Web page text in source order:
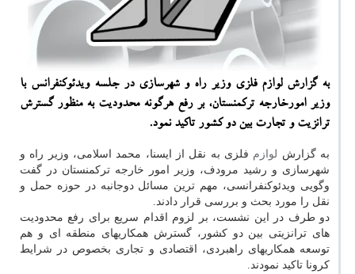
به گزارش لوازم فلزی وزیر راه و شهرسازی در جلسه ویدئوكنفرانس با
وزیر امورخارجه تركمنستان، بر رفع هرگونه محدودیت به منظور گسترش
ترانزیت و تجارت بین دو كشور تاكید نمود.
به گزارش لوازم فلزی به نقل از ایسنا، محمد اسلامی، وزیر راه و
شهرسازی و رشید مرودف، وزیر امور خارجه ترکمنستان در گفت
وگویی ویدئوکنفرانسی، مهم ترین مسائل دوجانبه در حوزه حمل و
نقل را مورد بحث و بررسی قرار دادند.
دو طرف در این نشست، بر لزوم اقدام سریع برای رفع محدودیت
های ترانزیتی بین دو کشور، گسترش همکاریهای منطقه ای و هم
توسعه همکاریهای راهبردی، اقتصادی و تجاری بخصوص در شرایط
کرونا تاکید نمودند.